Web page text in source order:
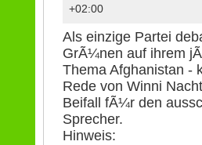
+02:00
Als einzige Partei
GrÃ¼nen auf ihrem
Thema Afghanistan -
Rede von Winni
Beifall fÃ¼r den
Sprecher.
Hinweis: